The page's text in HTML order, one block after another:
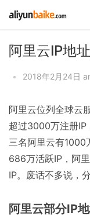
阿里云IP地
• 2018年2月24日
阿里云位列全球云
超过3000万注册IP
三名阿里云有1000
686万活跃IP，阿
IP。废话不多说，
阿里云部分IP